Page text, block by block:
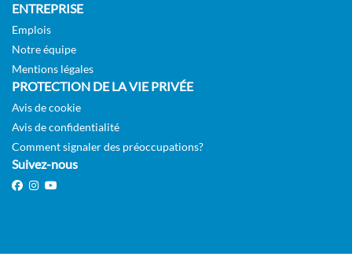
SÉLECTIONNER
UNE OFFRE
ENTREPRISE
Emplois
Notre équipe
Mentions légales
PROTECTION DE LA VIE PRIVÉE
Avis de cookie
Avis de confidentialité
Comment signaler des préoccupations?
Suivez-nous